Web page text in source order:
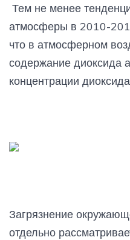
Тем не менее
атмосферы в 2010-
что в атмосферном
содержание диоксида
концентрации
Загрязнение
отдельно